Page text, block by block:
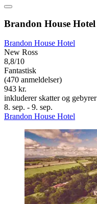
Brandon House Hotel
Brandon House Hotel
New Ross
8,8/10
Fantastisk
(470 anmeldelser)
943 kr.
inkluderer skatter og gebyrer
8. sep. - 9. sep.
Brandon House Hotel